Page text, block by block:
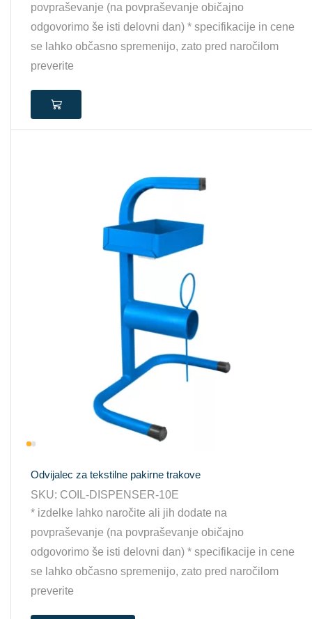
povpraševanje (na povpraševanje običajno
odgovorimo še isti delovni dan) * specifikacije in cene
se lahko občasno spremenijo, zato pred naročilom
preverite
Odvijalec za tekstilne pakirne trakove
SKU: COIL-DISPENSER-10E
* izdelke lahko naročite ali jih dodate na
povpraševanje (na povpraševanje običajno
odgovorimo še isti delovni dan) * specifikacije in cene
se lahko občasno spremenijo, zato pred naročilom
preverite